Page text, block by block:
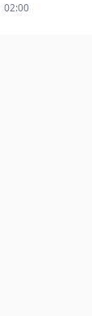
02:00